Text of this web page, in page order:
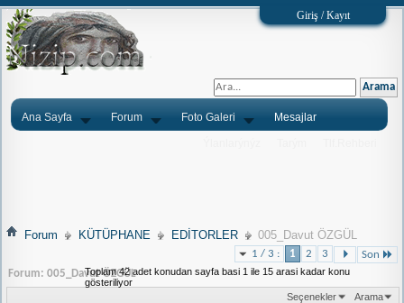
Giriş / Kayıt
Ana Sayfa Forum Foto Galeri Mesajlar
Forum KÜTÜPHANE EDİTORLER 005_Davut ÖZGÜL
1 / 3 : 1 2 3 Son
Toplam 42 adet konudan sayfa basi 1 ile 15 arasi kadar konu
gösteriliyor
Forum: 005_Davut ÖZGÜL
Seçenekler Arama